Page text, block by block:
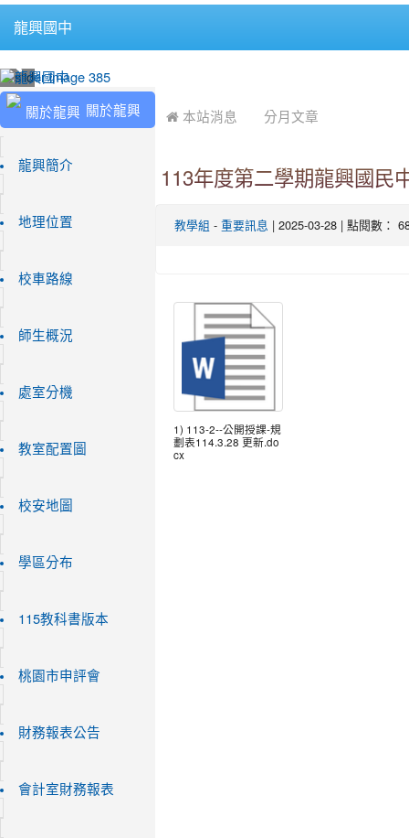
龍興國中
:::
關於龍興
龍興簡介
地理位置
校車路線
師生概況
處室分機
教室配置圖
校安地圖
學區分布
115教科書版本
桃園市申評會
財務報表公告
會計室財務報表
 本站消息 分月文章
113年度第二學期龍興國民
教學組 - 重要訊息 | 2025-03-28 | 點閱數：
1) 113-2--公開授課-規
劃表114.3.28 更新.do
cx